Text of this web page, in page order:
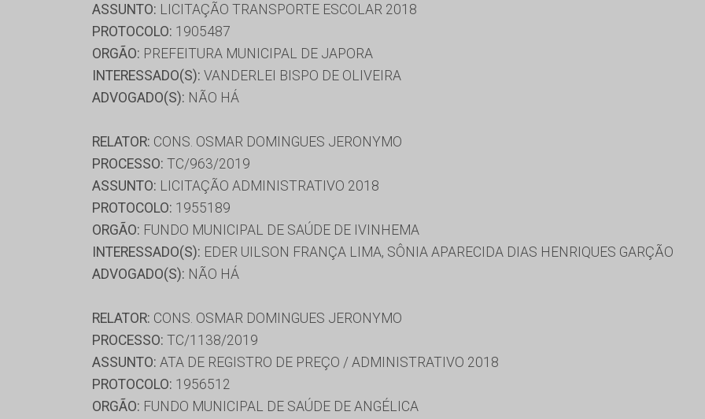
ASSUNTO: LICITAÇÃO TRANSPORTE ESCOLAR 2018
PROTOCOLO: 1905487
ORGÃO: PREFEITURA MUNICIPAL DE JAPORA
INTERESSADO(S): VANDERLEI BISPO DE OLIVEIRA
ADVOGADO(S): NÃO HÁ
RELATOR: CONS. OSMAR DOMINGUES JERONYMO
PROCESSO: TC/963/2019
ASSUNTO: LICITAÇÃO ADMINISTRATIVO 2018
PROTOCOLO: 1955189
ORGÃO: FUNDO MUNICIPAL DE SAÚDE DE IVINHEMA
INTERESSADO(S): EDER UILSON FRANÇA LIMA, SÔNIA APARECIDA DIAS HENRIQUES GARÇÃO
ADVOGADO(S): NÃO HÁ
RELATOR: CONS. OSMAR DOMINGUES JERONYMO
PROCESSO: TC/1138/2019
ASSUNTO: ATA DE REGISTRO DE PREÇO / ADMINISTRATIVO 2018
PROTOCOLO: 1956512
ORGÃO: FUNDO MUNICIPAL DE SAÚDE DE ANGÉLICA